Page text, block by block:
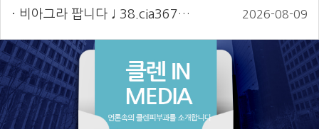
비아그라 팝니다 ♩ 38.cia367… 2026-08-09